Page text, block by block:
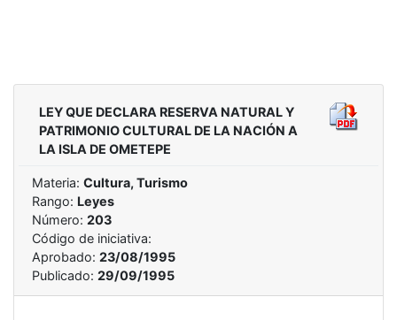
LEY QUE DECLARA RESERVA NATURAL Y
PATRIMONIO CULTURAL DE LA NACIÓN A
LA ISLA DE OMETEPE
Materia: Cultura, Turismo
Rango: Leyes
Número: 203
Código de iniciativa:
Aprobado: 23/08/1995
Publicado: 29/09/1995